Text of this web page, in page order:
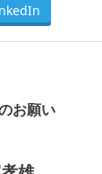
お願い